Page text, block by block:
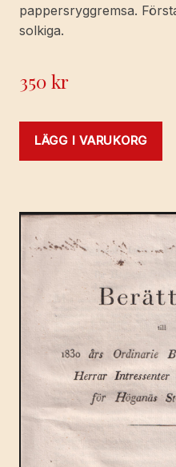
pappersryggremsa.
solkiga.
350kr
LÄGG I VARUKORG